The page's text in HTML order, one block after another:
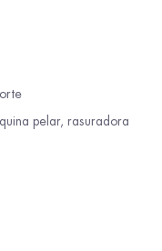
pelar, rasuradora